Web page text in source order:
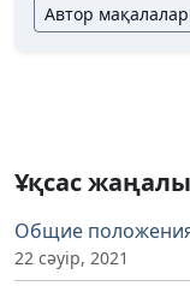
Автор
Ұқсас
Общие
22 сәуір, 2021